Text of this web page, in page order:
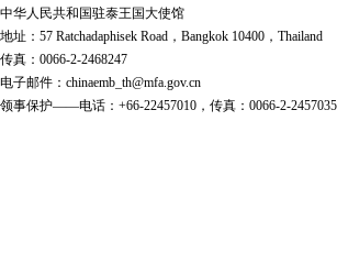
中华人民共和国驻泰王国大使馆
地址：57 Ratchadaphisek Road，Bangkok 10400，Thailand
传真：0066-2-2468247
电子邮件：chinaemb_th@mfa.gov.cn
领事保护——电话：+66-22457010，传真：0066-2-2457035